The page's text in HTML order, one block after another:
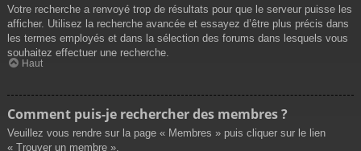
Votre recherche a renvoyé trop de résultats pour que le serveur puisse les
afficher. Utilisez la recherche avancée et essayez d’être plus précis dans
les termes employés et dans la sélection des forums dans lesquels vous
souhaitez effectuer une recherche.
Haut
Comment puis-je rechercher des membres ?
Veuillez vous rendre sur la page « Membres » puis cliquer sur le lien
« Trouver un membre ».